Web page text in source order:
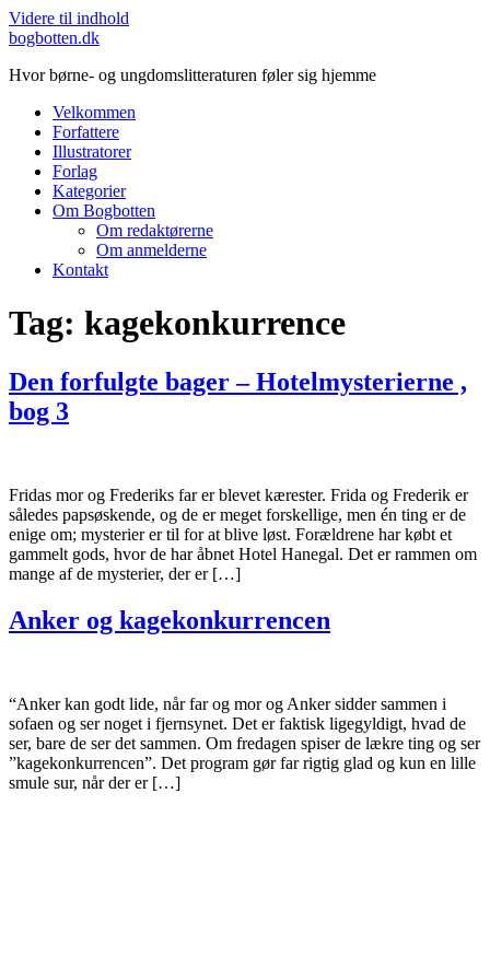
Videre til indhold
bogbotten.dk
Hvor børne- og ungdomslitteraturen føler sig hjemme
Velkommen
Forfattere
Illustratorer
Forlag
Kategorier
Om Bogbotten
Om redaktørerne
Om anmelderne
Kontakt
Tag: kagekonkurrence
Den forfulgte bager – Hotelmysterierne ,
bog 3
Fridas mor og Frederiks far er blevet kærester. Frida og Frederik er
således papsøskende, og de er meget forskellige, men én ting er de
enige om; mysterier er til for at blive løst. Forældrene har købt et
gammelt gods, hvor de har åbnet Hotel Hanegal. Det er rammen om
mange af de mysterier, der er […]
Anker og kagekonkurrencen
“Anker kan godt lide, når far og mor og Anker sidder sammen i
sofaen og ser noget i fjernsynet. Det er faktisk ligegyldigt, hvad de
ser, bare de ser det sammen. Om fredagen spiser de lækre ting og ser
”kagekonkurrencen”. Det program gør far rigtig glad og kun en lille
smule sur, når der er […]